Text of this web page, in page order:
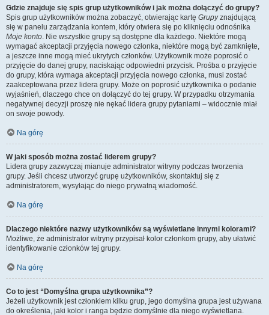
Gdzie znajduje się spis grup użytkowników i jak można dołączyć do grupy?
Spis grup użytkowników można zobaczyć, otwierając kartę Grupyznajdującą
się w panelu zarządzania kontem, który otwiera się po kliknięciu odnośnika
Moje konto. Nie wszystkie grupy są dostępne dla każdego. Niektóre mogą
wymagać akceptacji przyjęcia nowego członka, niektóre mogą być zamknięte,
a jeszcze inne mogą mieć ukrytych członków. Użytkownik może poprosić o
przyjęcie do danej grupy, naciskając odpowiedni przycisk. Prośba o przyjęcie
do grupy, która wymaga akceptacji przyjęcia nowego członka, musi zostać
zaakceptowana przez lidera grupy. Może on poprosić użytkownika o podanie
wyjaśnień, dlaczego chce on dołączyć do tej grupy. W przypadku otrzymania
negatywnej decyzji proszę nie nękać lidera grupy pytaniami – widocznie miał
on swoje powody.
Na górę
W jaki sposób można zostać liderem grupy?
Lidera grupy zazwyczaj mianuje administrator witryny podczas tworzenia
grupy. Jeśli chcesz utworzyć grupę użytkowników, skontaktuj się z
administratorem, wysyłając do niego prywatną wiadomość.
Na górę
Dlaczego niektóre nazwy użytkowników są wyświetlane innymi kolorami?
Możliwe, że administrator witryny przypisał kolor członkom grupy, aby ułatwić
identyfikowanie członków tej grupy.
Na górę
Co to jest “Domyślna grupa użytkownika”?
Jeżeli użytkownik jest członkiem kilku grup, jego domyślna grupa jest używana
do określenia, jaki kolor i ranga będzie domyślnie dla niego wyświetlana.